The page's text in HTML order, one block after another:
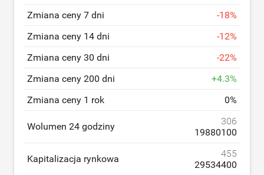
Zmiana ceny 7 dni -18%
Zmiana ceny 14 dni
-12%
Zmiana ceny 30 dni
-22%
Zmiana ceny 200 dni
+4.3%
Zmiana ceny 1 rok
0%
Wolumen 24 godziny
306
19880100
Kapitalizacja rynkowa
455
29534400